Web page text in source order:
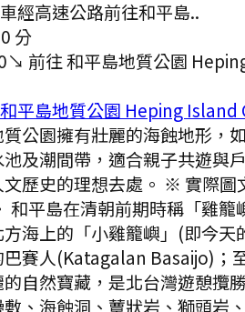
車經高速公路前往和平島..
分
↘ 前往和平島地質公園
和平島地質公園 Heping Island
公園擁有壯麗的海蝕地形，
及潮間帶，適合親子共遊與
文歷史的理想去處。 ※ 實際圖
和平島在清朝前期時稱「雞
海上的「小雞籠嶼」(即今
賽人(Katagalan Basaijo)；
自然寶藏，是北台灣遊憩攬
、海蝕洞、蕈狀岩、獅頭岩